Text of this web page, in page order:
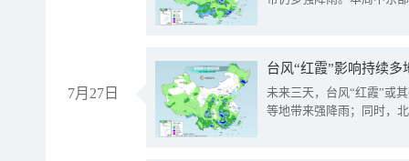
7月27日
台风“红霞”影响持续
未来三天，台风“红霞”或
等地带来强降雨；同时，